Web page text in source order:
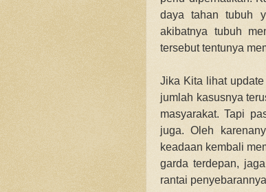
daya tahan tubuh
akibatnya tubuh
tersebut tentunya
Jika Kita lihat
jumlah kasusnya
masyarakat. Tapi
juga. Oleh
keadaan kembali
garda terdepan,
rantai